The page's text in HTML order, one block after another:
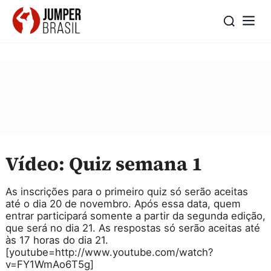
Vídeo: Quiz semana 1
As inscrições para o primeiro quiz só serão aceitas
até o dia 20 de novembro. Após essa data, quem
entrar participará somente a partir da segunda edição,
que será no dia 21. As respostas só serão aceitas até
às 17 horas do dia 21.
[youtube=http://www.youtube.com/watch?
v=FY1WmAo6T5g]